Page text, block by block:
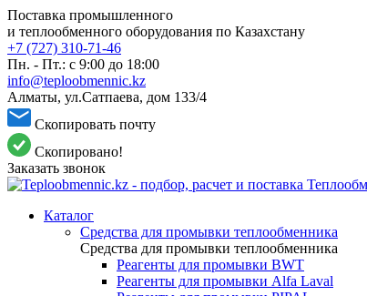
Поставка промышленного
и теплообменного оборудования по Казахстану
+7 (727) 310-71-46
Пн. - Пт.: с 9:00 до 18:00
info@teploobmennic.kz
Алматы, ул.Сатпаева, дом 133/4
Скопировать почту
Скопировано!
Заказать звонок
Каталог
Средства для промывки теплообменника
Средства для промывки теплообменника
Реагенты для промывки BWT
Реагенты для промывки Alfa Laval